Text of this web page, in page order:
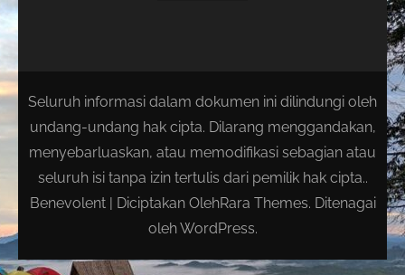
Seluruh informasi dalam dokumen ini dilindungi oleh
undang-undang hak cipta. Dilarang menggandakan,
menyebarluaskan, atau memodifikasi sebagian atau
seluruh isi tanpa izin tertulis dari pemilik hak cipta..
Benevolent | Diciptakan OlehRara Themes. Ditenagai
olehWordPress.